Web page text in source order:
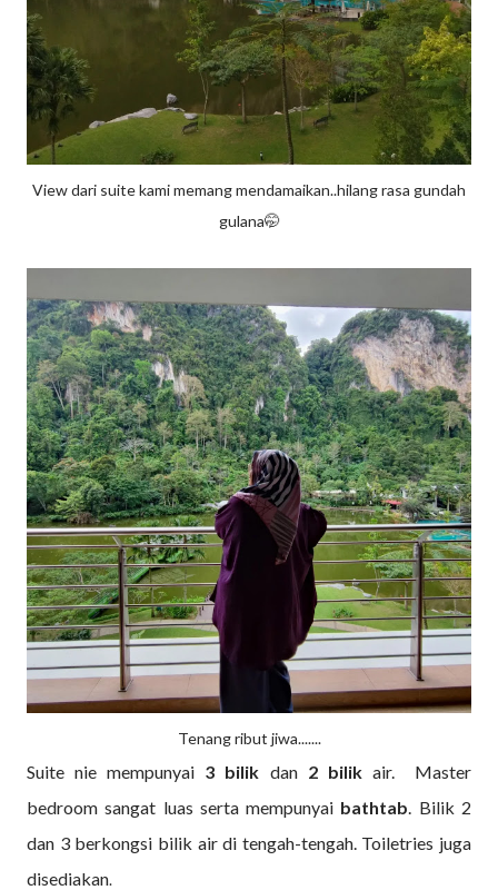
View dari suite kami memang mendamaikan..hilang rasa gundah
gulana🤭
Tenang ribut jiwa.......
Suite nie mempunyai 3 bilik dan 2 bilikair. Master
bedroom sangat luas serta mempunyai bathtab . Bilik 2
dan 3 berkongsi bilik air di tengah-tengah. Toiletries juga
disediakan.